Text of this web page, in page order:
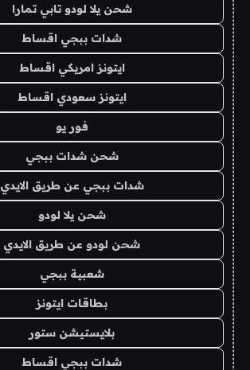
شحن يلا لودو تابي تمارا
شدات ببجي اقساط
ايتونز امريكي اقساط
ايتونز سعودي اقساط
فور يو
شحن شدات ببجي
شدات ببجي عن طريق الايدي
شحن يلا لودو
شحن لودو عن طريق الايدي
شعبية ببجي
بطاقات ايتونز
بلايستيشن ستور
شدات ببجي اقساط